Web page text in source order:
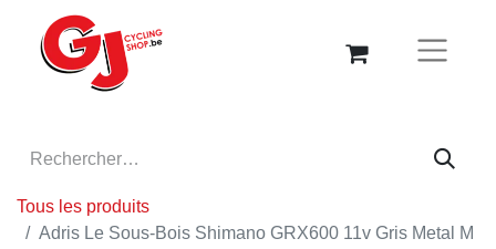
Tous les produits
Adris Le Sous-Bois Shimano GRX600 11v Gris Metal M